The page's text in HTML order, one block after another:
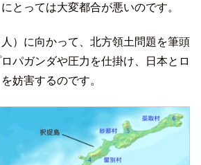
とっては大変都合が悪いのです。
）に向かって、北方領土問題を筆頭
パガンダや圧力を仕掛け、日本とロ
妨害するのです。